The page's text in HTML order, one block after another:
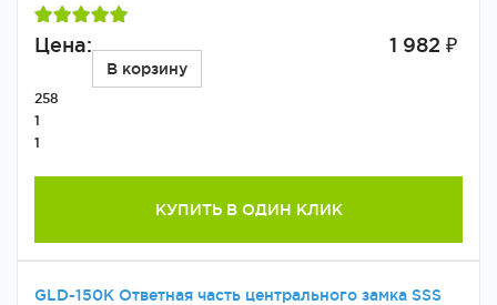
Цена: 1 982 ₽
В корзину
258
1
1
КУПИТЬ В ОДИН КЛИК
GLD-150K Ответная часть центрального замка SSS